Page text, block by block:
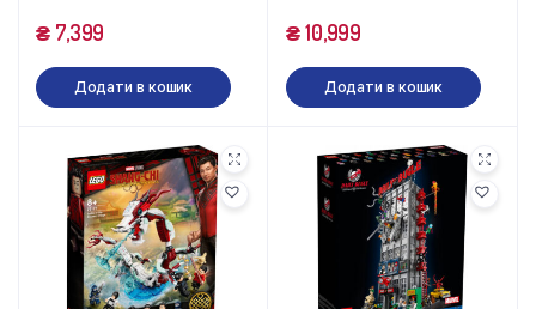
₴7,399
Додати в кошик
₴10,999
Додати в кошик